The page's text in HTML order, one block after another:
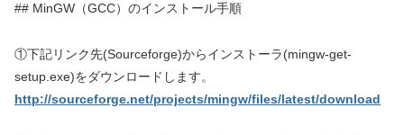
## MinGW（GCC）のインストール手順
①下記リンク先(Sourceforge)からインストーラ(mingw-get-
setup.exe)をダウンロードします。
http://sourceforge.net/projects/mingw/files/latest/download